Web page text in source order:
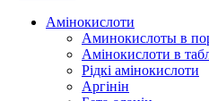
Амінокислоти
Аминокислоты в
Амінокислоти в
Рідкі амінокислоти
Аргінін